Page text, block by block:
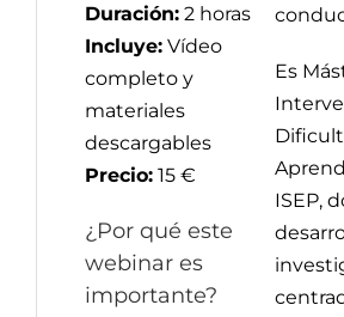
Duración: 2 horas
Incluye: Vídeo
completo y
materiales
descargables
Precio: 15 €
¿Por qué este
webinar es
importante?
Es
ISEP,